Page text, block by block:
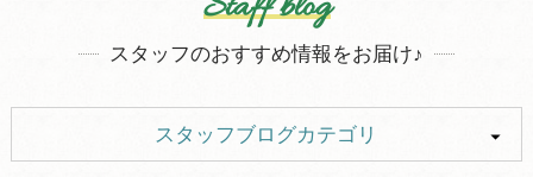
スタッフのおすすめ情報をお届け♪
スタッフブログカテゴリ